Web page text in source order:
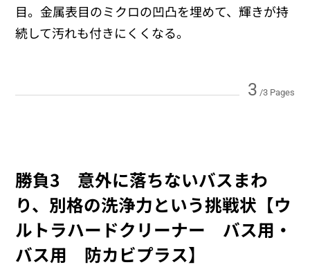
目。金属表目のミクロの凹凸を埋めて、輝きが持
続して汚れも付きにくくなる。
3 /3 Pages
勝負3 意外に落ちないバスまわ
り、別格の洗浄力という挑戦状【ウ
ルトラハードクリーナー バス用・
バス用 防カビプラス】